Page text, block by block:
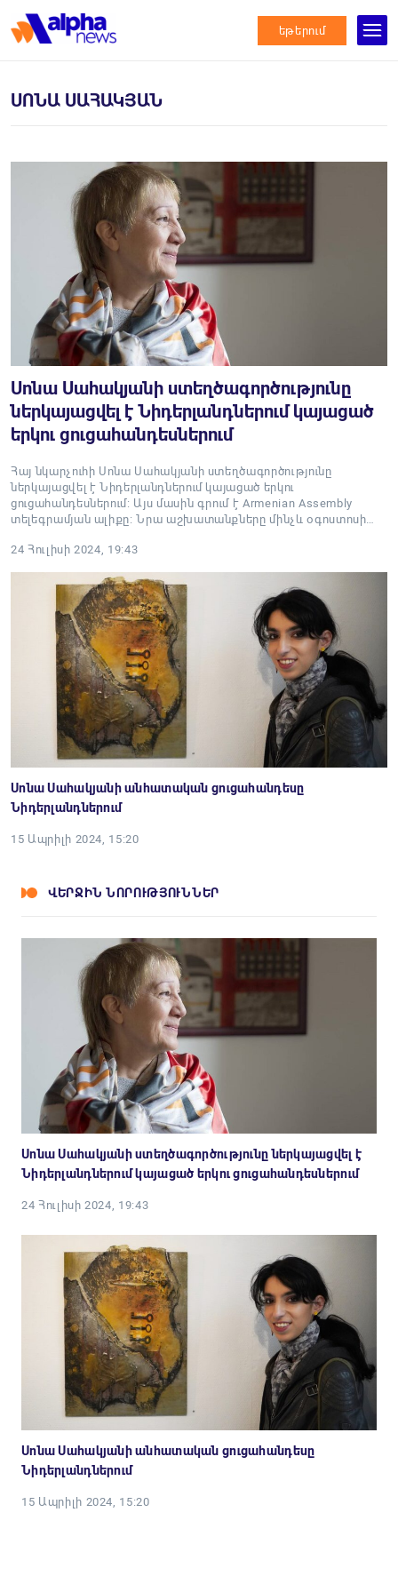
եթերում
ՍՈՆԱ ՍԱՀԱԿՅԱՆ
Սոնա Սահակյանի ստեղծագործությունը
ներկայացվել է Նիդերլանդներում կայացած
երկու ցուցահանդեսներում
Հայ նկարչուհի Սոնա Սահակյանի ստեղծագործությունը
ներկայացվել է Նիդերլանդներում կայացած երկու
ցուցահանդեսներում: Այս մասին գրում է Armenian Assembly
տելեգրամյան ալիքը: Նրա աշխատանքները մինչև օգոստոսի…
24 Հուլիսի 2024, 19:43
Սոնա Սահակյանի անհատական ցուցահանդեսը
Նիդերլանդներում
15 Ապրիլի 2024, 15:20
ՎԵՐՋԻՆ ՆՈՐՈՒԹՅՈՒՆՆԵՐ
Սոնա Սահակյանի ստեղծագործությունը ներկայացվել է
Նիդերլանդներում կայացած երկու ցուցահանդեսներում
24 Հուլիսի 2024, 19:43
Սոնա Սահակյանի անհատական ցուցահանդեսը
Նիդերլանդներում
15 Ապրիլի 2024, 15:20